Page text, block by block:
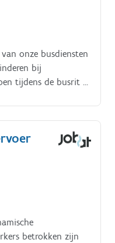
nauwkeurig Veilige
te bieden
begeleiding op
situatie van
zorgplannen en
je horen!
onze busdiensten
bij
tijdens de busrit Je
betrokken zijn